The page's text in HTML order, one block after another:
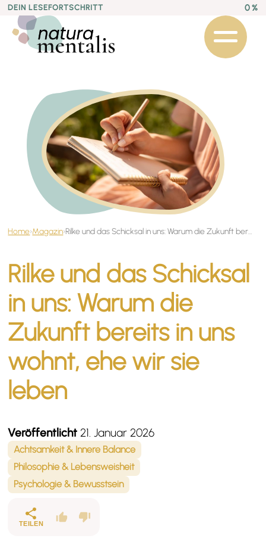
DEIN LESEFORTSCHRITT 0 %
Home›Magazin› Rilke und das Schicksal in uns: Warum die Zukunft bereits in uns wohnt, ehe wir sie leben
Rilke und das Schicksal
in uns: Warum die
Zukunft bereits in uns
wohnt, ehe wir sie
leben
Veröffentlicht 21. Januar 2026
Achtsamkeit & Innere Balance
Philosophie & Lebensweisheit
Psychologie & Bewusstsein
TEILEN